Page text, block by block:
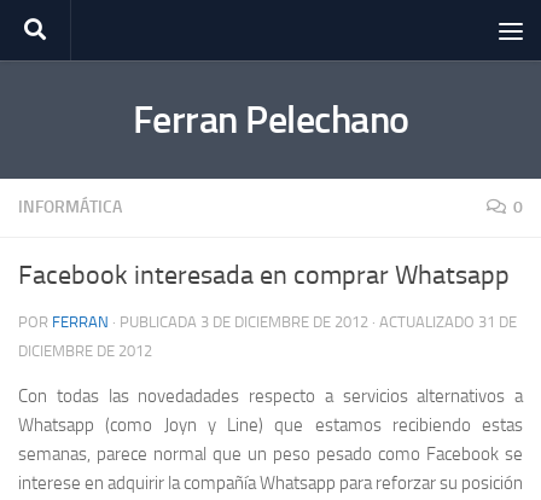
Saltar al contenido
Ferran Pelechano
INFORMÁTICA 0
Facebook interesada en comprar Whatsapp
POR FERRAN · PUBLICADA 3 DE DICIEMBRE DE 2012 · ACTUALIZADO 31 DE
DICIEMBRE DE 2012
Con todas las novedadades respecto a servicios alternativos a
Whatsapp (como Joyn y Line) que estamos recibiendo estas
semanas, parece normal que un peso pesado como Facebook se
interese en adquirir la compañía Whatsapp para reforzar su posición